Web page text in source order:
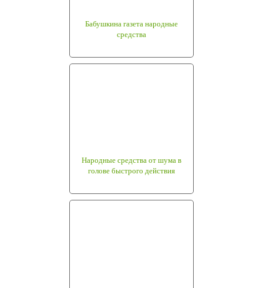
Бабушкина газета народные
средства
Народные средства от шума в
голове быстрого действия